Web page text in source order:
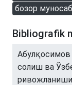
бозор
Bibliografik
Абулқосимов
солиш ва